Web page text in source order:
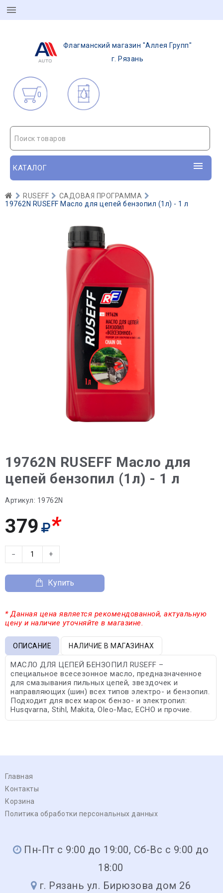
Флагманский магазин "Аллея Групп"
г. Рязань
0
Поиск товаров
КАТАЛОГ
RUSEFF
САДОВАЯ ПРОГРАММА
19762N RUSEFF Масло для цепей бензопил (1л) - 1 л
19762N RUSEFF Масло для
цепей бензопил (1л) - 1 л
Артикул: 19762N
379 *
− +
Купить
* Данная цена является рекомендованной, актуальную
цену и наличие уточняйте в магазине.
ОПИСАНИЕ НАЛИЧИЕ В МАГАЗИНАХ
МАСЛО ДЛЯ ЦЕПЕЙ БЕНЗОПИЛ RUSEFF –
специальное всесезонное масло, предназначенное
для смазывания пильных цепей, звездочек и
направляющих (шин) всех типов электро- и бензопил.
Подходит для всех марок бензо- и электропил:
Husqvarna, Stihl, Makita, Oleo-Mac, ECHO и прочие.
Главная
Контакты
Корзина
Политика обработки персональных данных
Пн-Пт с 9:00 до 19:00, Сб-Вс с 9:00 до
18:00
г. Рязань ул. Бирюзова дом 26